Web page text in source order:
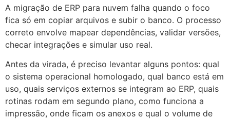
A migração de ERP para nuvem falha quando o foco
fica só em copiar arquivos e subir o banco. O processo
correto envolve mapear dependências, validar versões,
checar integrações e simular uso real.
Antes da virada, é preciso levantar alguns pontos: qual
o sistema operacional homologado, qual banco está em
uso, quais serviços externos se integram ao ERP, quais
rotinas rodam em segundo plano, como funciona a
impressão, onde ficam os anexos e qual o volume de